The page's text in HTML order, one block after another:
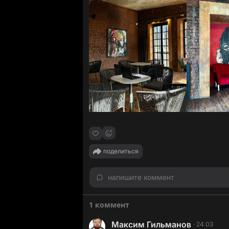
поделиться
напишите коммент
1 коммент
Максим Гильманов · 24.03